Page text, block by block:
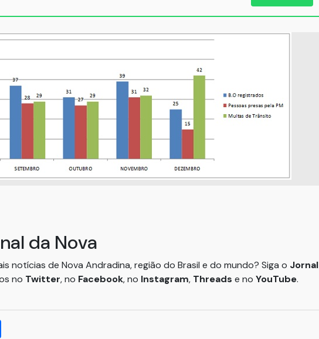
da Nova
notícias de Nova Andradina, região do Brasil e do mundo? Siga o Jornal
no Twitter, no Facebook, no Instagram, Threads e no YouTube.